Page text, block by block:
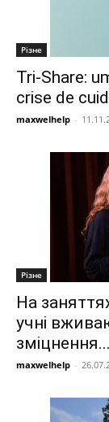
Різне
Tri-Share:
crise de
maxwelhelp -
Різне
На
учні
зміцнення...
maxwelhelp -